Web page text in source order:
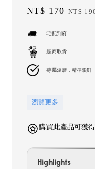
Sale
NT$ 170 NT$
宅配到府
超商取貨
專屬溫層，精準鎖鮮
瀏覽更多
購買此產品可獲
Highlights